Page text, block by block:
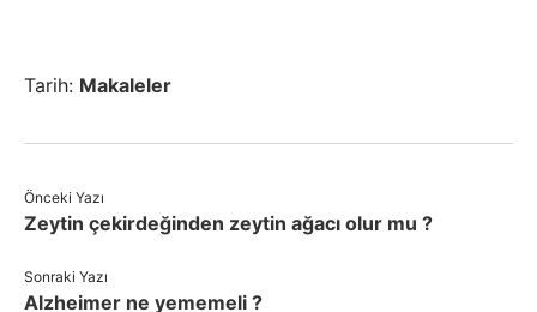
Tarih: Makaleler
Önceki Yazı
Zeytin çekirdeğinden zeytin ağacı olur mu ?
Sonraki Yazı
Alzheimer ne yememeli ?